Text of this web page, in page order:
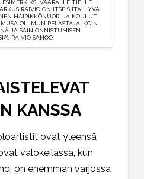
VÄÄRÄLLE TIELLE
RAIVIO ON ITSE SIITÄ HYVÄ
HÄIRIKKÖNUORI JA KOULUT
OLI MUN PELASTAJA. KOIN,
JA SAIN ONNISTUMISEN
RAIVIO SANOO.
KANSSA
ovat yleensä
valokeilassa, kun
on enemmän varjossa